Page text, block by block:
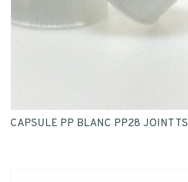
CAPSULE PP BLANC PP28 JOINT TS